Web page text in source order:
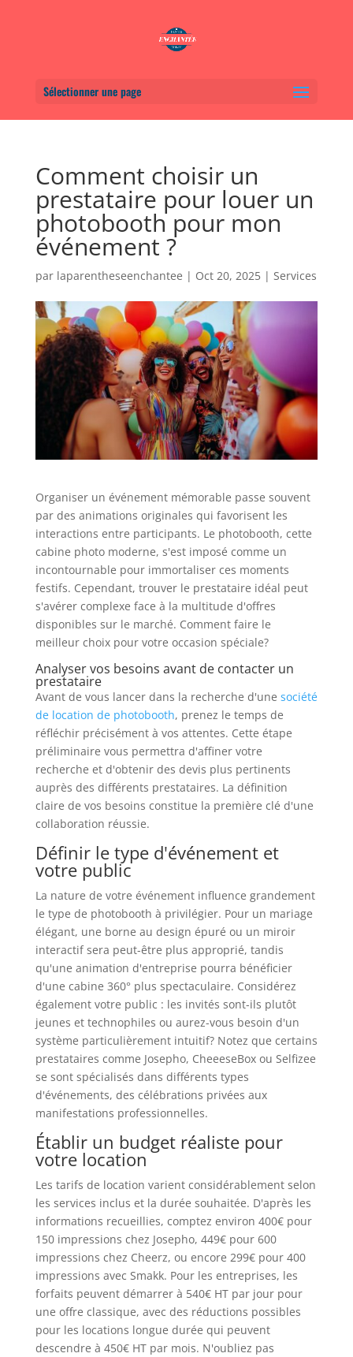
Sélectionner une page
Comment choisir un
prestataire pour louer un
photobooth pour mon
événement ?
par laparentheseenchantee | Oct 20, 2025| Services
Organiser un événement mémorable passe souvent
par des animations originales qui favorisent les
interactions entre participants. Le photobooth, cette
cabine photo moderne, s'est imposé comme un
incontournable pour immortaliser ces moments
festifs. Cependant, trouver le prestataire idéal peut
s'avérer complexe face à la multitude d'offres
disponibles sur le marché. Comment faire le
meilleur choix pour votre occasion spéciale?
Analyser vos besoins avant de contacter un
prestataire
Avant de vous lancer dans la recherche d'une société
de location de photobooth, prenez le temps de
réfléchir précisément à vos attentes. Cette étape
préliminaire vous permettra d'affiner votre
recherche et d'obtenir des devis plus pertinents
auprès des différents prestataires. La définition
claire de vos besoins constitue la première clé d'une
collaboration réussie.
Définir le type d'événement et
votre public
La nature de votre événement influence grandement
le type de photobooth à privilégier. Pour un mariage
élégant, une borne au design épuré ou un miroir
interactif sera peut-être plus approprié, tandis
qu'une animation d'entreprise pourra bénéficier
d'une cabine 360° plus spectaculaire. Considérez
également votre public : les invités sont-ils plutôt
jeunes et technophiles ou aurez-vous besoin d'un
système particulièrement intuitif? Notez que certains
prestataires comme Josepho, CheeeseBox ou Selfizee
se sont spécialisés dans différents types
d'événements, des célébrations privées aux
manifestations professionnelles.
Établir un budget réaliste pour
votre location
Les tarifs de location varient considérablement selon
les services inclus et la durée souhaitée. D'après les
informations recueillies, comptez environ 400€ pour
150 impressions chez Josepho, 449€ pour 600
impressions chez Cheerz, ou encore 299€ pour 400
impressions avec Smakk. Pour les entreprises, les
forfaits peuvent démarrer à 540€ HT par jour pour
une offre classique, avec des réductions possibles
pour les locations longue durée qui peuvent
descendre à 450€ HT par mois. N'oubliez pas